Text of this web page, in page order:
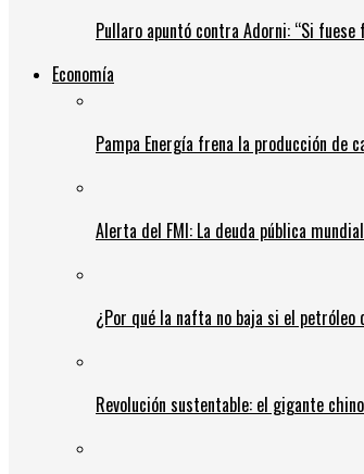
Pullaro apuntó contra Adorni: “Si
Economía
Pampa Energía frena la producción de
Alerta del FMI: La deuda pública
¿Por qué la nafta no baja si el petróleo
Revolución sustentable: el gigante